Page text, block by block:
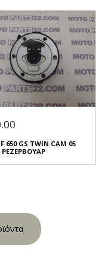
650 GS TWIN CAM 05